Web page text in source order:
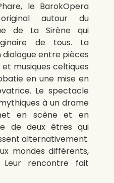
le BarokOpera
autour du
de La Sirène qui
de tous. La
entre pièces
musiques celtiques
en une mise en
Le spectacle
à un drame
en scène et en
de deux êtres qui
alternativement.
mondes différents,
rencontre fait